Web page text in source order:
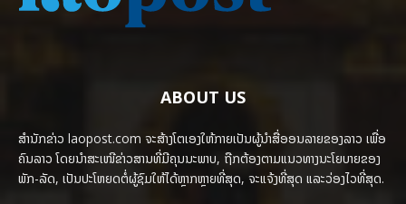
ABOUT US
ສຳນັກຂ່າວ laopost.com ຈະສ້າງໂຕເອງໃຫ້ກາຍເປັນຜູ້ນຳສື່ອອນລາຍຂອງລາວ ເພື່ອ
ຄົນລາວ ໂດຍນຳສະເໜີຂ່າວສານທີ່ມີຄຸນນະພາບ, ຖືກຕ້ອງຕາມແນວທາງນະໂຍບາຍຂອງ
ພັກ-ລັດ, ເປັນປະໂຫຍດຕໍ່ຜູ້ຊົມໃຫ້ໄດ້ຫຼາກຫຼາຍທີ່ສຸດ, ຈະແຈ້ງທີ່ສຸດ ແລະວ່ອງໄວທີ່ສຸດ.